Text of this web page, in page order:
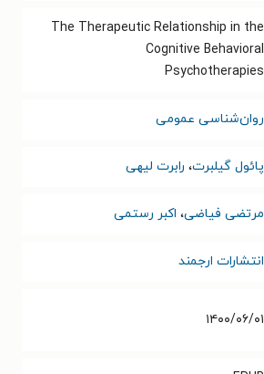
The Therapeutic Relationship in the
Cognitive Behavioral
Psychotherapies
روان‌شناسی عمومی
پائول گیلبرت، رابرت لیهی
مرتضی فیاضی، اکبر رستمی
انتشارات ارجمند
۱۴۰۰/۰۶/۰۱